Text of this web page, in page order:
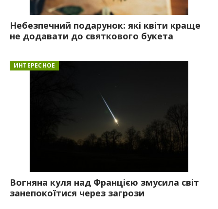
Небезпечний подарунок: які квіти краще
не додавати до святкового букета
ИНТЕРЕСНОЕ
Вогняна куля над Францією змусила світ
занепокоїтися через загрози